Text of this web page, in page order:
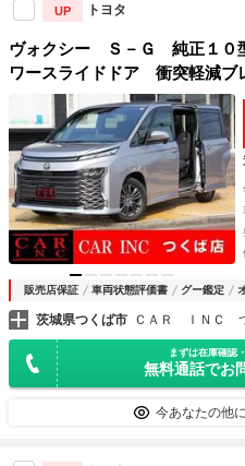
UP トヨタ
ヴォクシー Ｓ－Ｇ 純正１
ワースライドドア 衝突軽減
ダークルーズコントロール
ター ビルトインＥＴＣ２．０
販売店保証 車両状態評価書 グー鑑定
茨城県つくば市 ＣＡＲ ＩＮＣ
まずは在庫確認
無料通話でお
今あなたの他に